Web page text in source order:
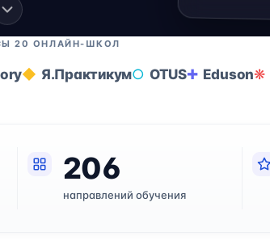
20 ОНЛАЙН-ШКОЛ
Я.Практикум OTUS Eduson
206
направлений обучения